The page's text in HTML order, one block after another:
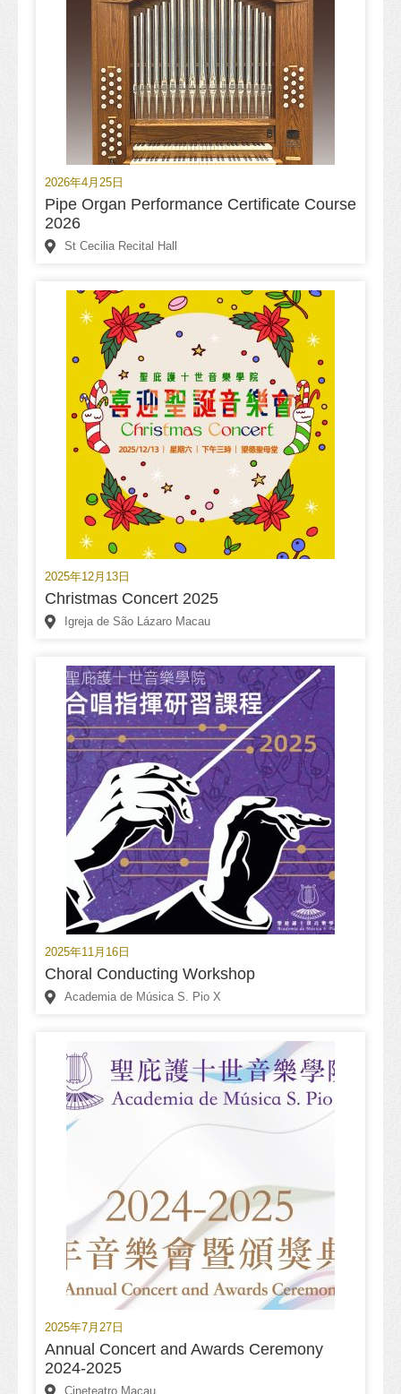
2026年4月25日
Pipe Organ Performance Certificate Course
2026
St Cecilia Recital Hall
2025年12月13日
Christmas Concert 2025
Igreja de São Lázaro Macau
2025年11月16日
Choral Conducting Workshop
Academia de Música S. Pio X
2025年7月27日
Annual Concert and Awards Ceremony
2024-2025
Cineteatro Macau